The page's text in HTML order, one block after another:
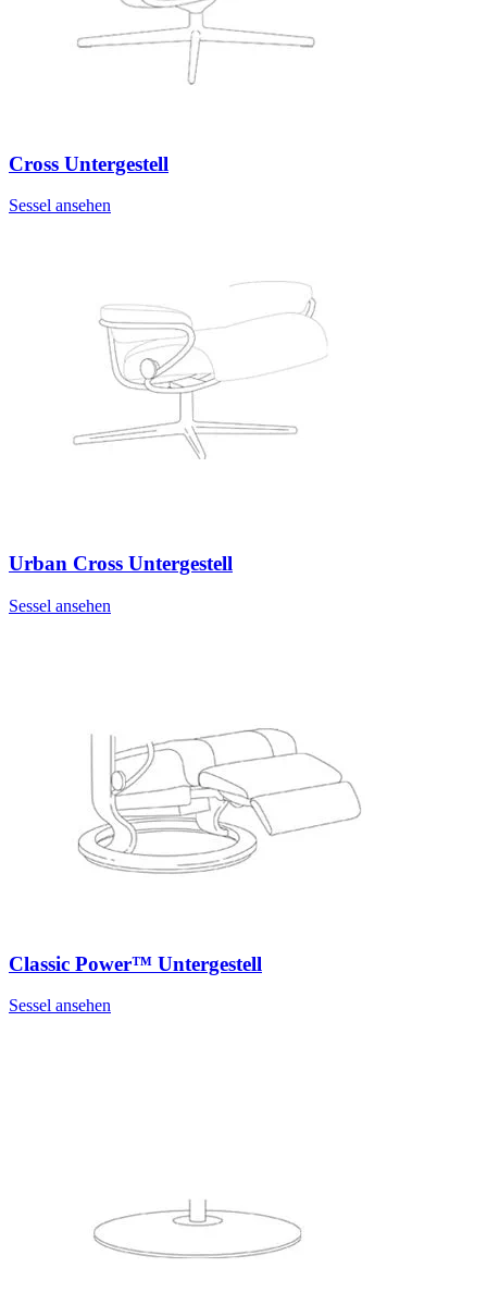
Cross Untergestell
Sessel ansehen
Urban Cross Untergestell
Sessel ansehen
Classic Power™ Untergestell
Sessel ansehen